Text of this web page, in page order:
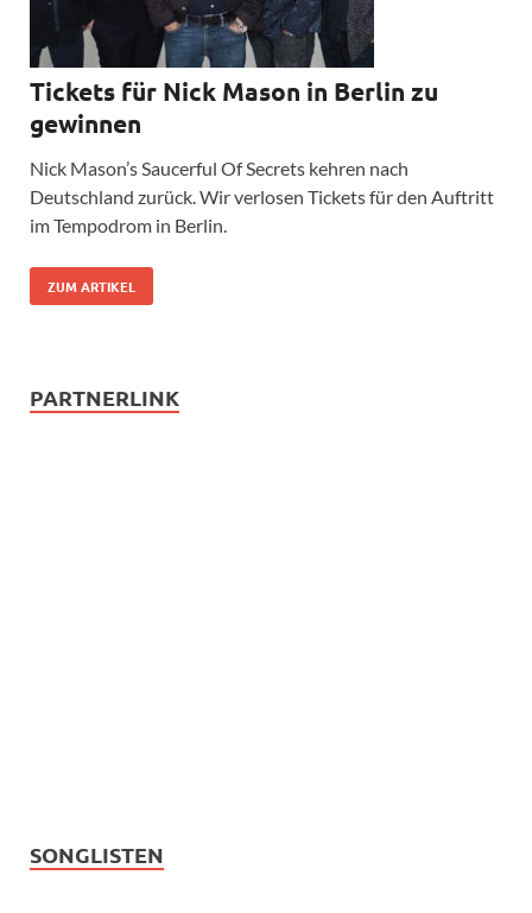
Tickets für Nick Mason in Berlin zu
gewinnen
Nick Mason’s Saucerful Of Secrets kehren nach
Deutschland zurück. Wir verlosen Tickets für den Auftritt
im Tempodrom in Berlin.
ZUM ARTIKEL
PARTNERLINK
SONGLISTEN